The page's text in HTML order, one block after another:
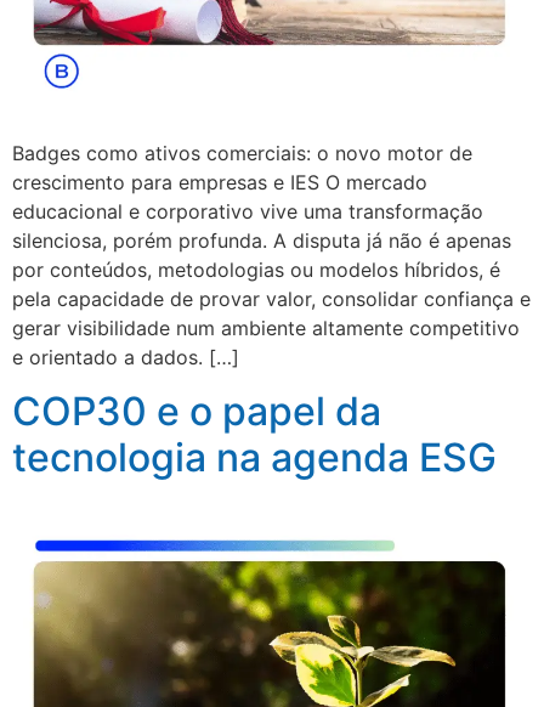
Badges como ativos comerciais: o novo motor de
crescimento para empresas e IES O mercado
educacional e corporativo vive uma transformação
silenciosa, porém profunda. A disputa já não é apenas
por conteúdos, metodologias ou modelos híbridos, é
pela capacidade de provar valor, consolidar confiança e
gerar visibilidade num ambiente altamente competitivo
e orientado a dados. […]
COP30 e o papel da
tecnologia na agenda ESG